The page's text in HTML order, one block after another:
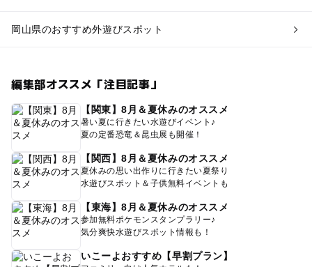
岡山県のおすすめ外遊びスポット
編集部オススメ「注目記事」
【関東】8月＆夏休みのオススメ
暑い夏に行きたい水遊びイベント♪
夏の定番恐竜＆昆虫展も開催！
【関西】8月＆夏休みのオススメ
夏休みの思い出作りに行きたい夏祭り
水遊びスポット＆子供無料イベントも
【東海】8月＆夏休みのオススメ
参加無料ポケモンスタンプラリー♪
気分爽快水遊びスポット情報も！
いこーよおすすめ【早割プラン】